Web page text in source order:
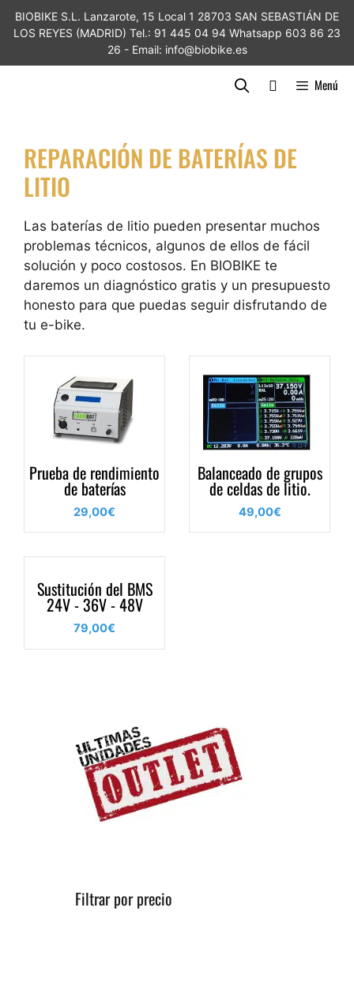
BIOBIKE S.L. Lanzarote, 15 Local 1 28703 SAN SEBASTIÁN DE
LOS REYES (MADRID) Tel.: 91 445 04 94 Whatsapp 603 86 23
26 - Email: info@biobike.es
Menú
REPARACIÓN DE BATERÍAS DE
LITIO
Las baterías de litio pueden presentar muchos
problemas técnicos, algunos de ellos de fácil
solución y poco costosos. En BIOBIKE te
daremos un diagnóstico gratis y un presupuesto
honesto para que puedas seguir disfrutando de
tu e-bike.
Prueba de rendimiento
de baterías
29,00€
Balanceado de grupos
de celdas de litio.
49,00€
Sustitución del BMS
24V - 36V - 48V
79,00€
Filtrar por precio